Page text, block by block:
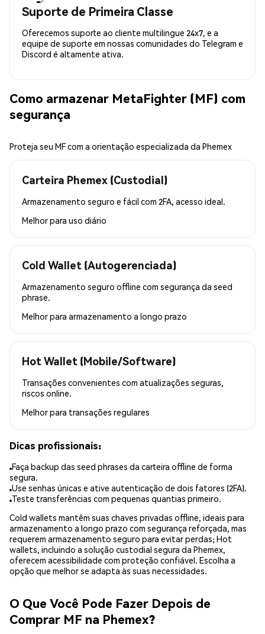
Suporte de Primeira Classe
Oferecemos suporte ao cliente multilingue 24x7, e a
equipe de suporte em nossas comunidades do Telegram e
Discord é altamente ativa.
Como armazenar MetaFighter (MF) com
segurança
Proteja seu MF com a orientação especializada da Phemex
Carteira Phemex (Custodial)
Armazenamento seguro e fácil com 2FA, acesso ideal.
Melhor para uso diário
Cold Wallet (Autogerenciada)
Armazenamento seguro offline com segurança da seed
phrase.
Melhor para armazenamento a longo prazo
Hot Wallet (Mobile/Software)
Transações convenientes com atualizações seguras,
riscos online.
Melhor para transações regulares
Dicas profissionais:
Faça backup das seed phrases da carteira offline de forma
segura.
Use senhas únicas e ative autenticação de dois fatores (2FA).
Teste transferências com pequenas quantias primeiro.
Cold wallets mantêm suas chaves privadas offline, ideais para
armazenamento a longo prazo com segurança reforçada, mas
requerem armazenamento seguro para evitar perdas; Hot
wallets, incluindo a solução custodial segura da Phemex,
oferecem acessibilidade com proteção confiável. Escolha a
opção que melhor se adapta às suas necessidades.
O Que Você Pode Fazer Depois de
Comprar MF na Phemex?